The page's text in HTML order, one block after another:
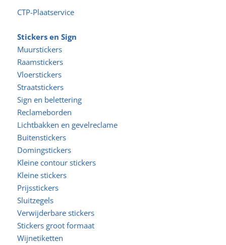
CTP-Plaatservice
Stickers en Sign
Muurstickers
Raamstickers
Vloerstickers
Straatstickers
Sign en belettering
Reclameborden
Lichtbakken en gevelreclame
Buitenstickers
Domingstickers
Kleine contour stickers
Kleine stickers
Prijsstickers
Sluitzegels
Verwijderbare stickers
Stickers groot formaat
Wijnetiketten